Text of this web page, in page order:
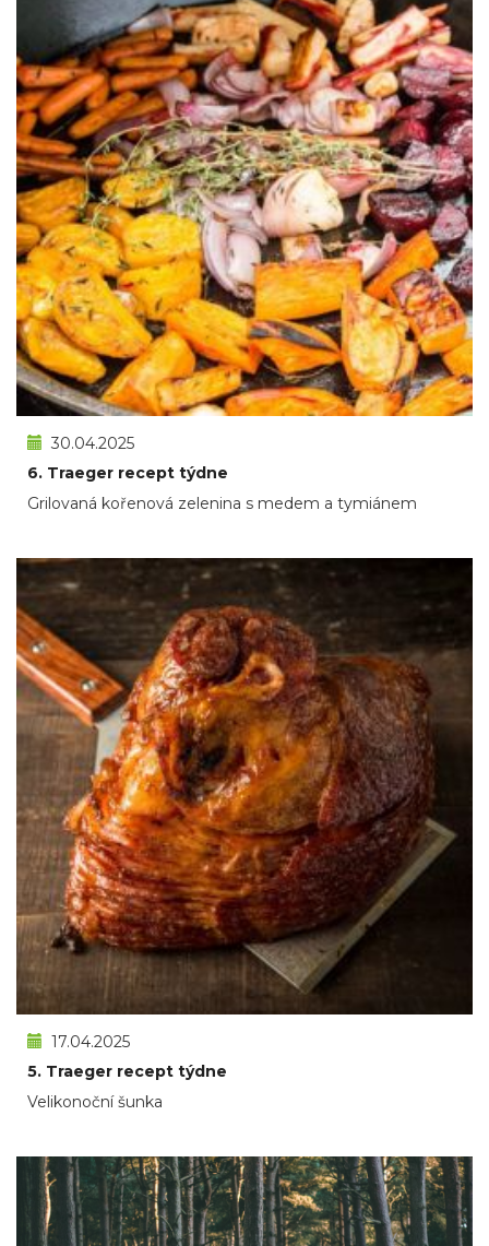
30.04.2025
6. Traeger recept týdne
Grilovaná kořenová zelenina s medem a tymiánem
17.04.2025
5. Traeger recept týdne
Velikonoční šunka